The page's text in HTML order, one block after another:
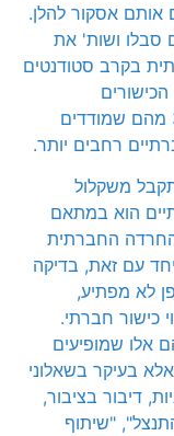
אותם אסקור להלן.
החוקרים סבלו ושות' את
בקרב סטודנטים
נבדקים ו-407 נבדקות) בגילאי 22. הכישורים
החברתיים נמדדו באמצעות 4 סולמות, 3 מהם שמודדים
רחבים יותר.
משקלול
הוא במתאם
החברתית
עם זאת, בדיקה
לא מפתיע,
כישור חברתי.
אלו שמופיעים
בעיקר בשאלוני
דיבור בציבור,
"שיתוף